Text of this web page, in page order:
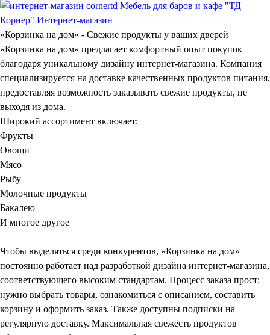
Мебель для баров и кафе "ТД
Корнер" Интернет-магазин
«Корзинка на дом» - Свежие продукты у ваших дверей
«Корзинка на дом» предлагает комфортный опыт покупок
благодаря уникальному дизайну интернет-магазина. Компания
специализируется на доставке качественных продуктов питания,
предоставляя возможность заказывать свежие продукты, не
выходя из дома.
Широкий ассортимент включает:
Фрукты
Овощи
Мясо
Рыбу
Молочные продукты
Бакалею
И многое другое
Чтобы выделяться среди конкурентов, «Корзинка на дом»
постоянно работает над разработкой дизайна интернет-магазина,
соответствующего высоким стандартам. Процесс заказа прост:
нужно выбрать товары, ознакомиться с описанием, составить
корзину и оформить заказ. Также доступны подписки на
регулярную доставку. Максимальная свежесть продуктов